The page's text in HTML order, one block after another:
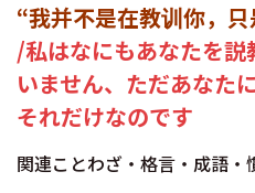
“我并不是在教训你，
/私はなにもあなたを説
いません、ただあなた
それだけなのです
関連ことわざ・格言・成語・